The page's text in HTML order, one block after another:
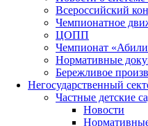
Всероссийский
Чемпионатное
ЦОПП
Чемпионат
Нормативные
Бережливое
Негосударственный
Частные детские
Новости